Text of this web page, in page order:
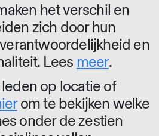
het verschil en
zich door hun
en
Lees meer.
op locatie of
om te bekijken welke
onder de zestien